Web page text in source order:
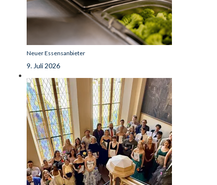
Neuer Essensanbieter
9. Juli 2026